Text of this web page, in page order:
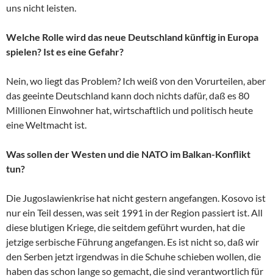
uns nicht leisten.
Welche Rolle wird das neue Deutschland künftig in Europa
spielen? Ist es eine Gefahr?
Nein, wo liegt das Problem? Ich weiß von den Vorurteilen, aber
das geeinte Deutschland kann doch nichts dafür, daß es 80
Millionen Einwohner hat, wirtschaftlich und politisch heute
eine Weltmacht ist.
Was sollen der Westen und die NATO im Balkan-Konflikt
tun?
Die Jugoslawienkrise hat nicht gestern angefangen. Kosovo ist
nur ein Teil dessen, was seit 1991 in der Region passiert ist. All
diese blutigen Kriege, die seitdem geführt wurden, hat die
jetzige serbische Führung angefangen. Es ist nicht so, daß wir
den Serben jetzt irgendwas in die Schuhe schieben wollen, die
haben das schon lange so gemacht, die sind verantwortlich für